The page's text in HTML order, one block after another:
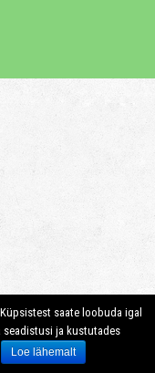
saate loobuda igal
seadistusi ja kustutades
Loe lähemalt